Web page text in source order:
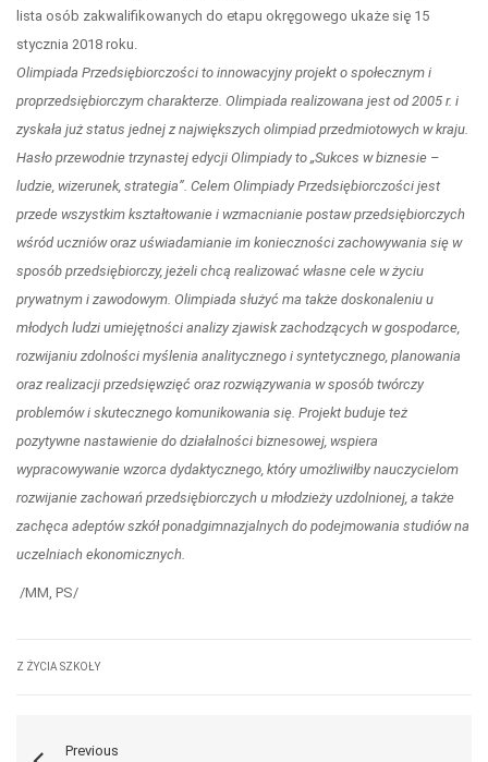
lista osób zakwalifikowanych do etapu okręgowego ukaże się 15
stycznia 2018 roku.
Olimpiada Przedsiębiorczości to innowacyjny projekt o społecznym i
proprzedsiębiorczym charakterze. Olimpiada realizowana jest od 2005 r. i
zyskała już status jednej z największych olimpiad przedmiotowych w kraju.
Hasło przewodnie trzynastej edycji Olimpiady to „Sukces w biznesie –
ludzie, wizerunek, strategia”. Celem Olimpiady Przedsiębiorczości jest
przede wszystkim kształtowanie i wzmacnianie postaw przedsiębiorczych
wśród uczniów oraz uświadamianie im konieczności zachowywania się w
sposób przedsiębiorczy, jeżeli chcą realizować własne cele w życiu
prywatnym i zawodowym. Olimpiada służyć ma także doskonaleniu u
młodych ludzi umiejętności analizy zjawisk zachodzących w gospodarce,
rozwijaniu zdolności myślenia analitycznego i syntetycznego, planowania
oraz realizacji przedsięwzięć oraz rozwiązywania w sposób twórczy
problemów i skutecznego komunikowania się. Projekt buduje też
pozytywne nastawienie do działalności biznesowej, wspiera
wypracowywanie wzorca dydaktycznego, który umożliwiłby nauczycielom
rozwijanie zachowań przedsiębiorczych u młodzieży uzdolnionej, a także
zachęca adeptów szkół ponadgimnazjalnych do podejmowania studiów na
uczelniach ekonomicznych.
/MM, PS/
Z ŻYCIA SZKOŁY
Previous